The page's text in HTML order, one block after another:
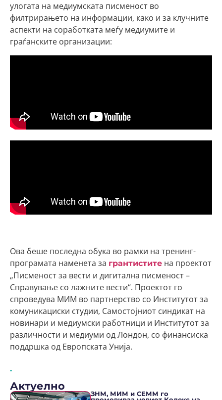
улогата на медиумската писменост во
филтрирањето на информации, како и за клучните
аспекти на соработката меѓу медиумите и
граѓанските организации:
Ова беше последна обука во рамки на тренинг-
програмата наменета за грантистите на проектот
„Писменост за вести и дигитална писменост –
Справување со лажните вести“. Проектот го
спроведува МИМ во партнерство со Институтот за
комуникациски студии, Самостојниот синдикат на
новинари и медиумски работници и Институтот за
различности и медиуми од Лондон, со финансиска
поддршка од Европската Унија.
Актуелно
ЗНМ, МИМ и СЕММ го